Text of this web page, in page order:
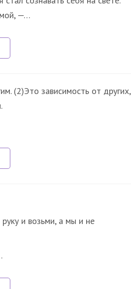
—…
(2)Это зависимость от других,
и возьми, а мы и не